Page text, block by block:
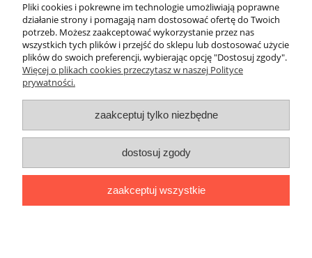
O nas
Rekomendowane strony
Pliki cookies i pokrewne im technologie umożliwiają poprawne
działanie strony i pomagają nam dostosować ofertę do Twoich
potrzeb. Możesz zaakceptować wykorzystanie przez nas
wszystkich tych plików i przejść do sklepu lub dostosować użycie
plików do swoich preferencji, wybierając opcję "Dostosuj zgody".
Więcej o plikach cookies przeczytasz w naszej Polityce
prywatności.
zaakceptuj tylko niezbędne
dostosuj zgody
zaakceptuj wszystkie